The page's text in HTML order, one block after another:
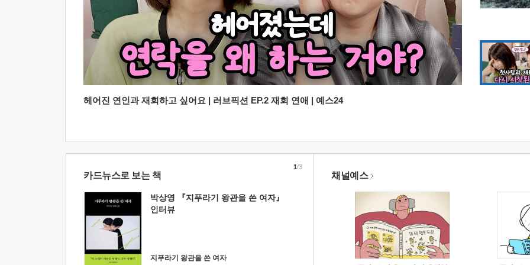
헤어진 연인과 재회하고 싶어요 | 러브픽션 EP.2 재회 연애 | 예스24
카드뉴스로 보는 책
박상영 『지푸라기 왕관을 쓴 여자』
인터뷰
지푸라기 왕관을 쓴 여자
1/3
채널예스